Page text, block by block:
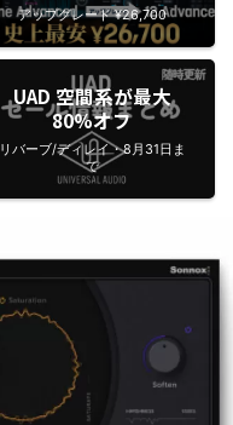
アップグレード ¥26,700
UAD 空間系が最大
80%オフ
リバーブ/ディレイ・8月31日ま
で